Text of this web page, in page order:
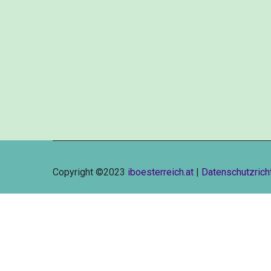
Copyright ©2023 iboesterreich.at |